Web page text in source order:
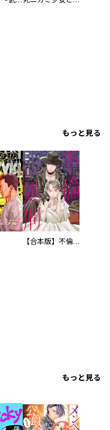
もっと見る
【合本版】不倫処刑
もっと見る